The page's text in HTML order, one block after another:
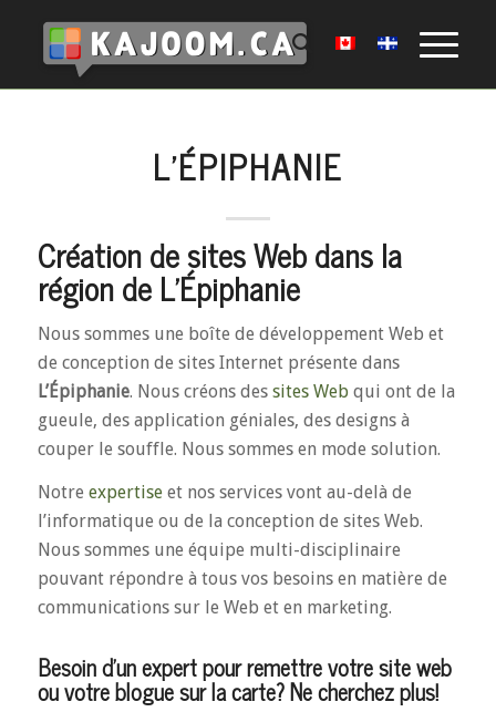
L’ÉPIPHANIE
Création de sites Web dans la
région de L’Épiphanie
Nous sommes une boîte de développement Web et
de conception de sites Internet présente dans
L’Épiphanie. Nous créons des sites Webqui ont de la
gueule, des application géniales, des designs à
couper le souffle. Nous sommes en mode solution.
Notre expertiseet nos services vont au-delà de
l’informatique ou de la conception de sites Web.
Nous sommes une équipe multi-disciplinaire
pouvant répondre à tous vos besoins en matière de
communications sur le Web et en marketing.
Besoin d’un expert pour remettre votre site web
ou votre blogue sur la carte? Ne cherchez plus!